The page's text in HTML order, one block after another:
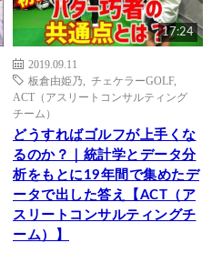
17:24
2019.09.11
板倉由姫乃
チェケラーGOLF,
ACT（アスリートコンサルティング
チーム）
どうすればゴルフが上手くな
るのか？｜統計学とデータ分
析をもとに19年間で集めたデ
ータで出した答え【ACT（ア
スリートコンサルティングチ
ーム）】